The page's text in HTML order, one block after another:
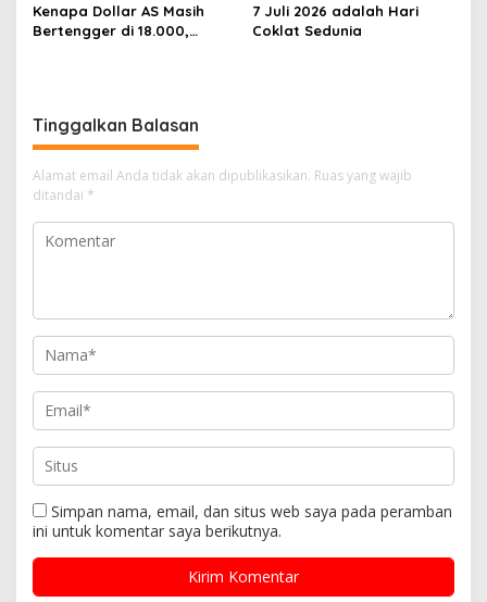
Kenapa Dollar AS Masih
Bertengger di 18.000,
7 Juli 2026 adalah Hari
Coklat Sedunia
Tinggalkan Balasan
Alamat email Anda tidak akan dipublikasikan. Ruas yang wajib
ditandai *
Simpan nama, email, dan situs web saya pada peramban
ini untuk komentar saya berikutnya.